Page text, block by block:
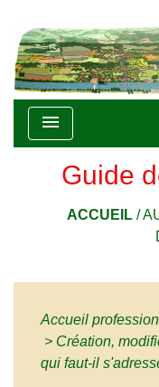
menu
Guide
ACCUEIL/
Accueil
> Création,
qui faut-il